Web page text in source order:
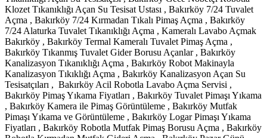
Klozet Tıkanıklığı Açan Su Tesisat Ustası , Bakırköy 7/24 Tuvalet
Açma , Bakırköy 7/24 Kırmadan Tıkalı Pimaş Açma , Bakırköy
7/24 Alaturka Tuvalet Tıkanıklığı Açma , Kameralı Lavabo Açmak
Bakırköy , Bakırköy Termal Kameralı Tuvalet Pimaş Açma ,
Bakırköy Tıkanmış Tuvalet Gider Borusu Açanlar , Bakırköy
Kanalizasyon Tıkanıklığı Açma , Bakırköy Robot Makinayla
Kanalizasyon Tıkıklığı Açma , Bakırköy Kanalizasyon Açan Su
Tesisatçıları , Bakırköy Acil Robotla Lavabo Açma Servisi ,
Bakırköy Pimaş Yıkama Fiyatları , Bakırköy Tuvalet Pimaşı Yıkama
, Bakırköy Kamera ile Pimaş Görüntüleme , Bakırköy Mutfak
Pimaşı Yıkama ve Görüntüleme , Bakırköy Logar Pimaşı Yıkama
Fiyatları , Bakırköy Robotla Mutfak Pimaş Borusu Açma , Bakırköy